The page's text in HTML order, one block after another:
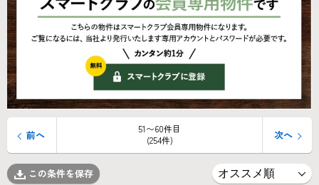
51〜60件目
(254件)
前へ 次へ
この条件を保存